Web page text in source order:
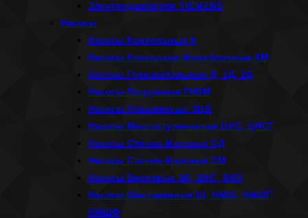
Электродвигатели SIEMENS
Насосы
Насосы Консольные К
Насосы Консольно-Моноблочные КМ
Насосы Горизонтальные Д, 1Д, 2Д
Насосы Погружные ГНОМ
Насосы Скважинные ЭЦВ
Насосы Многоступенчатые ЦНС, ЦНСГ
Насосы Сточно-Массные СД
Насосы Сточно-Массные СМ
Насосы Вихревые ВК, ВКС, ВКО
Насосы Шестеренные Ш, НМШ, НМШГ,
НМШФ